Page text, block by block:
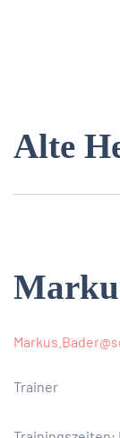
Alte
Trainer